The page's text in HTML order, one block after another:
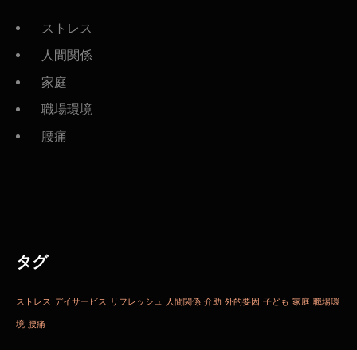
ストレス
人間関係
家庭
職場環境
腰痛
タグ
ストレス デイサービス リフレッシュ 人間関係 介助 外的要因 子ども 家庭 職場環
境 腰痛